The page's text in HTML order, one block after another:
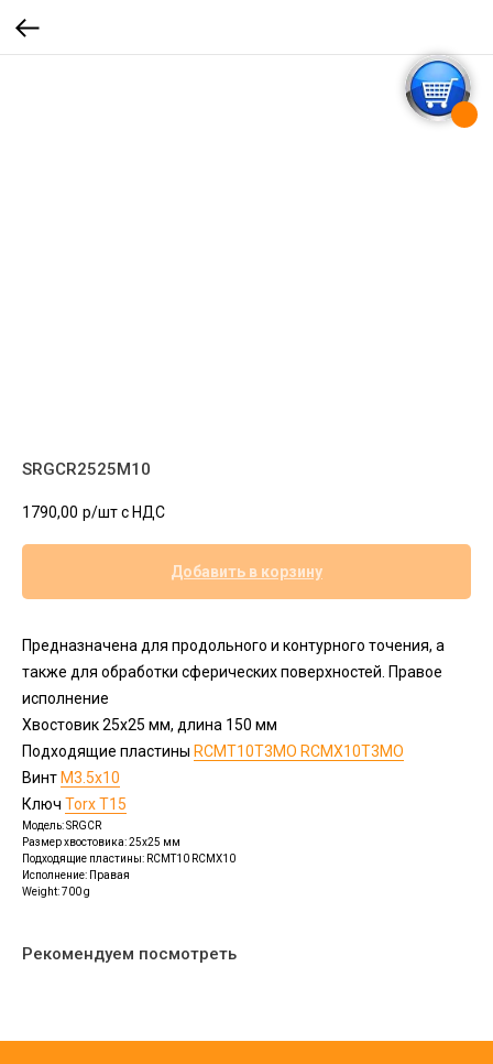
SRGCR2525M10
1790,00 р/шт c НДС
Добавить в корзину
Предназначена для продольного и контурного точения, а
также для обработки сферических поверхностей. Правое
исполнение
Хвостовик 25х25 мм, длина 150 мм
Подходящие пластины RCMT10Т3MO RCMX10Т3MO
Винт M3.5x10
Ключ Torx T15
Модель: SRGCR
Размер хвостовика: 25x25 мм
Подходящие пластины: RCMT10 RCMX10
Исполнение: Правая
Weight: 700 g
Рекомендуем посмотреть